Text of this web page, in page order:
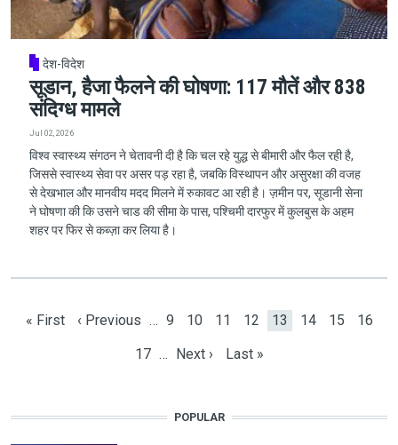
देश-विदेश
सूडान, हैजा फैलने की घोषणा: 117 मौतें और 838
संदिग्ध मामले
Jul 02, 2026
विश्व स्वास्थ्य संगठन ने चेतावनी दी है कि चल रहे युद्ध से बीमारी और फैल रही है,
जिससे स्वास्थ्य सेवा पर असर पड़ रहा है, जबकि विस्थापन और असुरक्षा की वजह
से देखभाल और मानवीय मदद मिलने में रुकावट आ रही है। ज़मीन पर, सूडानी सेना
ने घोषणा की कि उसने चाड की सीमा के पास, पश्चिमी दारफुर में कुलबुस के अहम
शहर पर फिर से कब्ज़ा कर लिया है।
First page
« First Previous page
‹ Previous … Page
9 Page
10 Page
11 Page
12 Current page
13 Page
14 Page
15 Page
16
Page
17 … Next page
Next › Last page
Last »
POPULAR